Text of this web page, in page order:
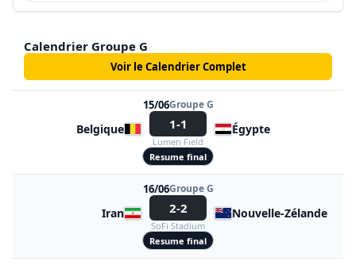
Calendrier Groupe G
Voir le Calendrier Complet
15/06Groupe G
Belgique 1-1
Lumen Field
Égypte
Resume final
16/06Groupe G
Iran 2-2
SoFi Stadium
Nouvelle-Zélande
Resume final